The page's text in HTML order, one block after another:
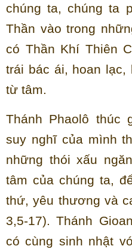
chúng ta, chúng ta
Thần vào trong
có Thần Khí Thiên
trái bác ái, hoan lạc,
từ tâm.
Thánh Phaolô thúc
suy nghĩ của mình
những thói xấu
tâm của chúng ta,
thứ, yêu thương và
3,5-17). Thánh
có cùng sinh nhật